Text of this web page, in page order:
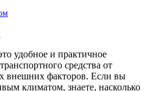
удобное и практичное
средства от
внешних факторов. Если вы
климатом, знаете, насколько